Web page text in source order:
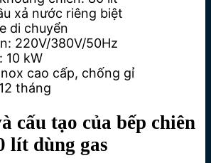
xả nước riêng biệt
di chuyển
220V/380V/50Hz
10 kW
cao cấp, chống gỉ
tháng
cấu tạo của bếp chiên
lít dùng gas